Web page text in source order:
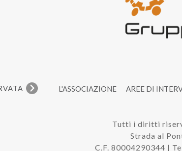
L'ASSOCIAZIONE AREE DI
Tutti i diritti
Strada al
C.F. 80004290344 |